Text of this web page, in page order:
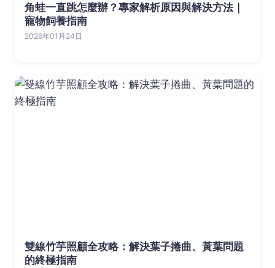
角蛙一直跳怎麼辦？專家解析原因與解決方法｜
寵物飼養指南
2026年01月24日
雙線竹芋照顧全攻略：解決葉子捲曲、黃葉問題
的終極指南